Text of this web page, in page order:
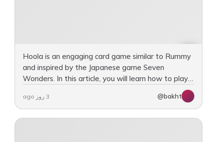
Hoola is an engaging card game similar to Rummy
and inspired by the Japanese game Seven
Wonders. In this article, you will learn how to play
gameplay procedures.…
@bakht 3 روز ago